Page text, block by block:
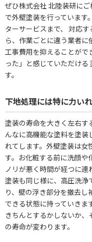
ぜひ株式会社 北陸装研に
で外壁塗装を行っています
ターサービスまで、 対応
ら、作業ごとに違う業者に
工事費用を抑えることがで
った」と感じていただけ
す。
下地処理には特に力い
塗装の寿命を大きく左右す
んなに高機能な塗料を塗
れてします。外壁塗装は女
す。お化粧する前に洗顔や
ノリが悪く時間が経つに
塗装も同じ様に、高圧洗浄
り、壁の浮き部分を撤去
できる状態に持っていきま
きちんとするかしないか
の寿命が変わります。